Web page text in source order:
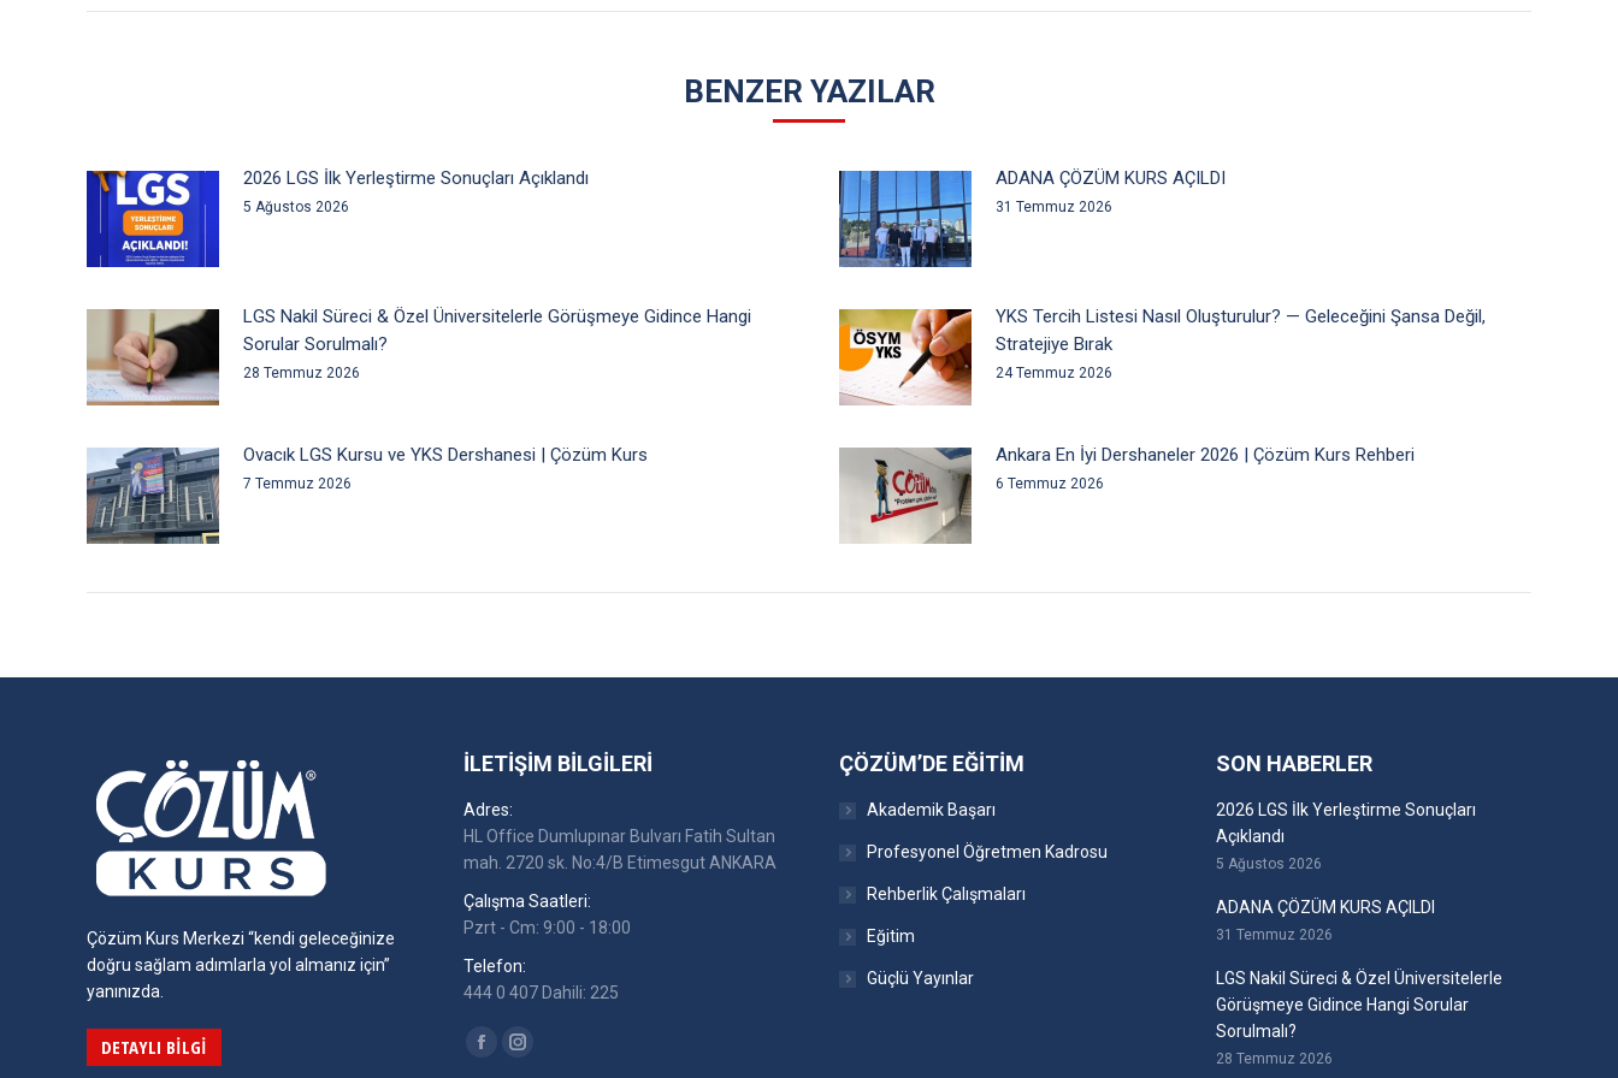
BENZER YAZILAR
2026 LGS İlk Yerleştirme Sonuçları Açıklandı
5 Ağustos 2026
ADANA ÇÖZÜM KURS AÇILDI
31 Temmuz 2026
LGS Nakil Süreci & Özel Üniversitelerle Görüşmeye Gidince Hangi
Sorular Sorulmalı?
28 Temmuz 2026
YKS Tercih Listesi Nasıl Oluşturulur? — Geleceğini Şansa Değil,
Stratejiye Bırak
24 Temmuz 2026
Ovacık LGS Kursu ve YKS Dershanesi | Çözüm Kurs
7 Temmuz 2026
Ankara En İyi Dershaneler 2026 | Çözüm Kurs Rehberi
6 Temmuz 2026
Çözüm Kurs Merkezi “kendi geleceğinize
doğru sağlam adımlarla yol almanız için”
yanınızda.
DETAYLI BILGI
İLETIŞIM BILGILERI
Adres:
HL Office Dumlupınar Bulvarı Fatih Sultan
mah. 2720 sk. No:4/B Etimesgut ANKARA
Çalışma Saatleri:
Pzrt - Cm: 9:00 - 18:00
Telefon:
444 0 407 Dahili: 225
Find us on:
FacebookInstagram
ÇÖZÜM’DE EĞITIM
Akademik Başarı
Profesyonel Öğretmen Kadrosu
Rehberlik Çalışmaları
Eğitim
Güçlü Yayınlar
SON HABERLER
2026 LGS İlk Yerleştirme Sonuçları
Açıklandı
5 Ağustos 2026
ADANA ÇÖZÜM KURS AÇILDI
31 Temmuz 2026
LGS Nakil Süreci & Özel Üniversitelerle
Görüşmeye Gidince Hangi Sorular
Sorulmalı?
28 Temmuz 2026